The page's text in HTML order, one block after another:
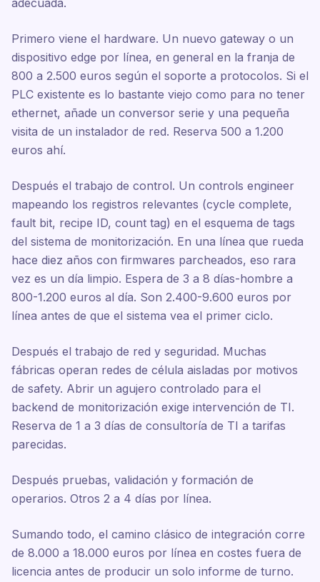
adecuada.
Primero viene el hardware. Un nuevo gateway o un
dispositivo edge por línea, en general en la franja de
800 a 2.500 euros según el soporte a protocolos. Si el
PLC existente es lo bastante viejo como para no tener
ethernet, añade un conversor serie y una pequeña
visita de un instalador de red. Reserva 500 a 1.200
euros ahí.
Después el trabajo de control. Un controls engineer
mapeando los registros relevantes (cycle complete,
fault bit, recipe ID, count tag) en el esquema de tags
del sistema de monitorización. En una línea que rueda
hace diez años con firmwares parcheados, eso rara
vez es un día limpio. Espera de 3 a 8 días-hombre a
800-1.200 euros al día. Son 2.400-9.600 euros por
línea antes de que el sistema vea el primer ciclo.
Después el trabajo de red y seguridad. Muchas
fábricas operan redes de célula aisladas por motivos
de safety. Abrir un agujero controlado para el
backend de monitorización exige intervención de TI.
Reserva de 1 a 3 días de consultoría de TI a tarifas
parecidas.
Después pruebas, validación y formación de
operarios. Otros 2 a 4 días por línea.
Sumando todo, el camino clásico de integración corre
de 8.000 a 18.000 euros por línea en costes fuera de
licencia antes de producir un solo informe de turno.